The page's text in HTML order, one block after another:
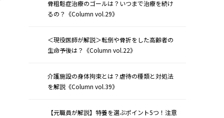
骨粗鬆症治療のゴールは？いつまで治療を続け
るの？《Column vol.29》
＜現役医師が解説＞転倒や骨折をした高齢者の
生命予後は？《Column vol.22》
介護施設の身体拘束とは？虐待の種類と対処法
を解説《Column vol.39》
【元職員が解説】特養を選ぶポイント5つ！注意